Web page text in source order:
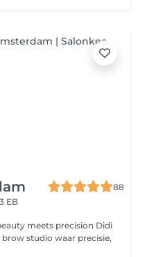
88
EB
meets precision Didi
studio waar precisie,